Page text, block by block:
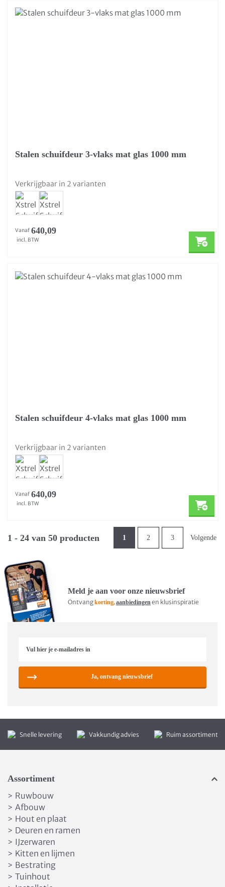
Stalen schuifdeur 3-vlaks mat glas 1000 mm
Verkrijgbaar in 2 varianten
Vanaf 640,09
incl. BTW
Stalen schuifdeur 4-vlaks mat glas 1000 mm
Verkrijgbaar in 2 varianten
Vanaf 640,09
incl. BTW
1 - 24 van 50 producten 1 2 3 Volgende
Meld je aan voor onze nieuwsbrief
Ontvangkorting,aanbiedingenen klusinspiratie
Ja, ontvang nieuwsbrief
Snelle levering Vakkundig advies Ruim assortiment
Assortiment
> Ruwbouw
> Afbouw
> Hout en plaat
> Deuren en ramen
> IJzerwaren
> Kitten en lijmen
> Bestrating
> Tuinhout